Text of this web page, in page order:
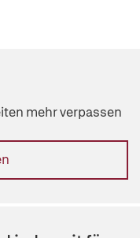
mehr verpassen